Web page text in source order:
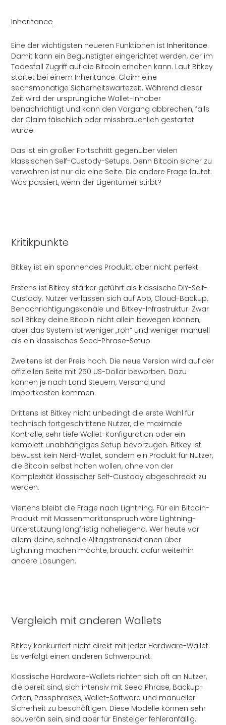
Inheritance
Eine der wichtigsten neueren Funktionen ist Inheritance.
Damit kann ein Begünstigter eingerichtet werden, der im
Todesfall Zugriff auf die Bitcoin erhalten kann. Laut Bitkey
startet bei einem Inheritance-Claim eine
sechsmonatige Sicherheitswartezeit. Während dieser
Zeit wird der ursprüngliche Wallet-Inhaber
benachrichtigt und kann den Vorgang abbrechen, falls
der Claim fälschlich oder missbräuchlich gestartet
wurde.
Das ist ein großer Fortschritt gegenüber vielen
klassischen Self-Custody-Setups. Denn Bitcoin sicher zu
verwahren ist nur die eine Seite. Die andere Frage lautet:
Was passiert, wenn der Eigentümer stirbt?
Kritikpunkte
Bitkey ist ein spannendes Produkt, aber nicht perfekt.
Erstens ist Bitkey stärker geführt als klassische DIY-Self-
Custody. Nutzer verlassen sich auf App, Cloud-Backup,
Benachrichtigungskanäle und Bitkey-Infrastruktur. Zwar
soll Bitkey deine Bitcoin nicht allein bewegen können,
aber das System ist weniger „roh“ und weniger manuell
als ein klassisches Seed-Phrase-Setup.
Zweitens ist der Preis hoch. Die neue Version wird auf der
offiziellen Seite mit 250 US-Dollar beworben. Dazu
können je nach Land Steuern, Versand und
Importkosten kommen.
Drittens ist Bitkey nicht unbedingt die erste Wahl für
technisch fortgeschrittene Nutzer, die maximale
Kontrolle, sehr tiefe Wallet-Konfiguration oder ein
komplett unabhängiges Setup bevorzugen. Bitkey ist
bewusst kein Nerd-Wallet, sondern ein Produkt für Nutzer,
die Bitcoin selbst halten wollen, ohne von der
Komplexität klassischer Self-Custody abgeschreckt zu
werden.
Viertens bleibt die Frage nach Lightning. Für ein Bitcoin-
Produkt mit Massenmarktanspruch wäre Lightning-
Unterstützung langfristig naheliegend. Wer heute vor
allem kleine, schnelle Alltagstransaktionen über
Lightning machen möchte, braucht dafür weiterhin
andere Lösungen.
Vergleich mit anderen Wallets
Bitkey konkurriert nicht direkt mit jeder Hardware-Wallet.
Es verfolgt einen anderen Schwerpunkt.
Klassische Hardware-Wallets richten sich oft an Nutzer,
die bereit sind, sich intensiv mit Seed Phrase, Backup-
Orten, Passphrases, Wallet-Software und manueller
Sicherheit zu beschäftigen. Diese Modelle können sehr
souverän sein, sind aber für Einsteiger fehleranfällig.